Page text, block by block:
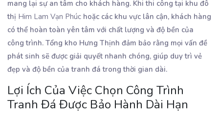
mang lại sự an tâm cho khách hàng. Khi thi công tại khu đô
thị Him Lam Vạn Phúc hoặc các khu vực lân cận, khách hàng
có thể hoàn toàn yên tâm với chất lượng và độ bền của
công trình. Tổng kho Hưng Thịnh đảm bảo rằng mọi vấn đề
phát sinh sẽ được giải quyết nhanh chóng, giúp duy trì vẻ
đẹp và độ bền của tranh đá trong thời gian dài.
Lợi Ích Của Việc Chọn Công Trình
Tranh Đá Được Bảo Hành Dài Hạn